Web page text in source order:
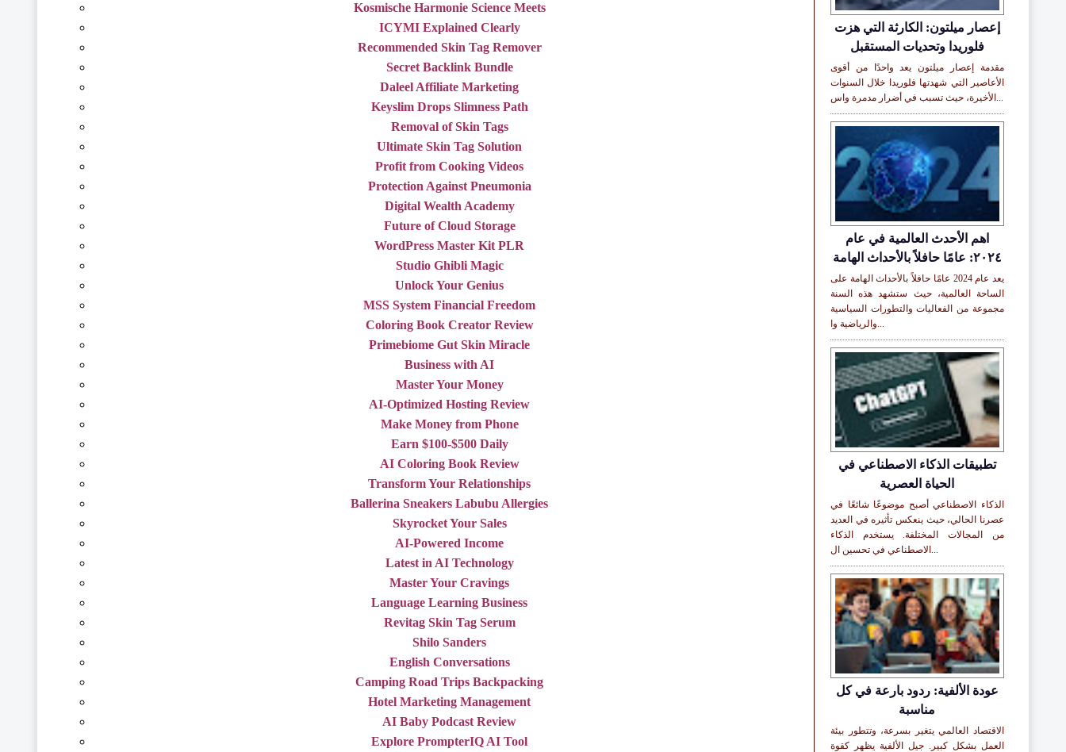
Kosmische Harmonie Science Meets
ICYMI Explained Clearly
Recommended Skin Tag Remover
Secret Backlink Bundle
Daleel Affiliate Marketing
Keyslim Drops Slimness Path
Removal of Skin Tags
Ultimate Skin Tag Solution
Profit from Cooking Videos
Protection Against Pneumonia
Digital Wealth Academy
Future of Cloud Storage
WordPress Master Kit PLR
Studio Ghibli Magic
Unlock Your Genius
MSS System Financial Freedom
Coloring Book Creator Review
Primebiome Gut Skin Miracle
Business with AI
Master Your Money
AI-Optimized Hosting Review
Make Money from Phone
Earn $100-$500 Daily
AI Coloring Book Review
Transform Your Relationships
Ballerina Sneakers Labubu Allergies
Skyrocket Your Sales
AI-Powered Income
Latest in AI Technology
Master Your Cravings
Language Learning Business
Revitag Skin Tag Serum
Shilo Sanders
English Conversations
Camping Road Trips Backpacking
Hotel Marketing Management
AI Baby Podcast Review
Explore PrompterIQ AI Tool
إعصار ميلتون: الكارثة التي هزت
فلوريدا وتحديات المستقبل
مقدمة إعصار ميلتون يعد واحدًا من أقوى
الأعاصير التي شهدتها فلوريدا خلال السنوات
الأخيرة، حيث تسبب في أضرار مدمرة واس...
اهم الأحدث العالمية في عام
٢٠٢٤: عامًا حافلاً بالأحداث الهامة
يعد عام 2024 عامًا حافلاً بالأحداث الهامة على
الساحة العالمية، حيث ستشهد هذه السنة
مجموعة من الفعاليات والتطورات السياسية
والرياضية وا...
تطبيقات الذكاء الاصطناعي في
الحياة العصرية
الذكاء الاصطناعي أصبح موضوعًا شائعًا في
عصرنا الحالي، حيث ينعكس تأثيره في العديد
من المجالات المختلفة. يستخدم الذكاء
الاصطناعي في تحسين ال...
عودة الألفية: ردود بارعة في كل
مناسبة
الاقتصاد العالمي يتغير بسرعة، وتتطور بيئة
العمل بشكل كبير. جيل الألفية يظهر كقوة